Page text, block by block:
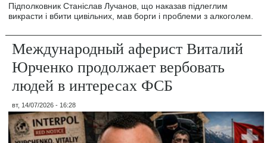
Підполковник Станіслав Лучанов, що наказав підлеглим
викрасти і вбити цивільних, мав борги і проблеми з алкоголем.
Международный аферист Виталий
Юрченко продолжает вербовать
людей в интересах ФСБ
вт, 14/07/2026 - 16:28